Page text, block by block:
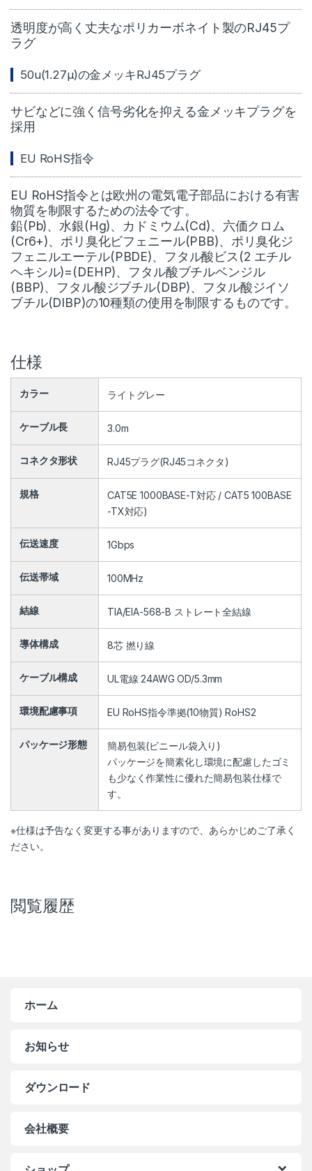
透明度が高く丈夫なポリカーボネイト製のRJ45プ
ラグ
50u(1.27μ)の金メッキRJ45プラグ
サビなどに強く信号劣化を抑える金メッキプラグを
採用
EU RoHS指令
EU RoHS指令とは欧州の電気電子部品における有害
物質を制限するための法令です。
鉛(Pb)、水銀(Hg)、カドミウム(Cd)、六価クロム
(Cr6+)、ポリ臭化ビフェニール(PBB)、ポリ臭化ジ
フェニルエーテル(PBDE)、フタル酸ビス(2 エチル
ヘキシル)=(DEHP)、フタル酸ブチルベンジル
(BBP)、フタル酸ジブチル(DBP)、フタル酸ジイソ
ブチル(DIBP)の10種類の使用を制限するものです。
仕様
カラー ライトグレー
ケーブル長 3.0m
コネクタ形状 RJ45プラグ(RJ45コネクタ)
規格
CAT5E 1000BASE-T対応 / CAT5 100BASE
-TX対応)
伝送速度 1Gbps
伝送帯域 100MHz
結線 TIA/EIA-568-B ストレート全結線
導体構成 8芯 撚り線
ケーブル構成 UL電線 24AWG OD/5.3mm
環境配慮事項 EU RoHS指令準拠(10物質) RoHS2
パッケージ形態
簡易包装(ビニール袋入り)
パッケージを簡素化し環境に配慮したゴミ
も少なく作業性に優れた簡易包装仕様で
す。
※仕様は予告なく変更する事がありますので、あらかじめご了承く
ださい。
閲覧履歴
ホーム
お知らせ
ダウンロード
会社概要